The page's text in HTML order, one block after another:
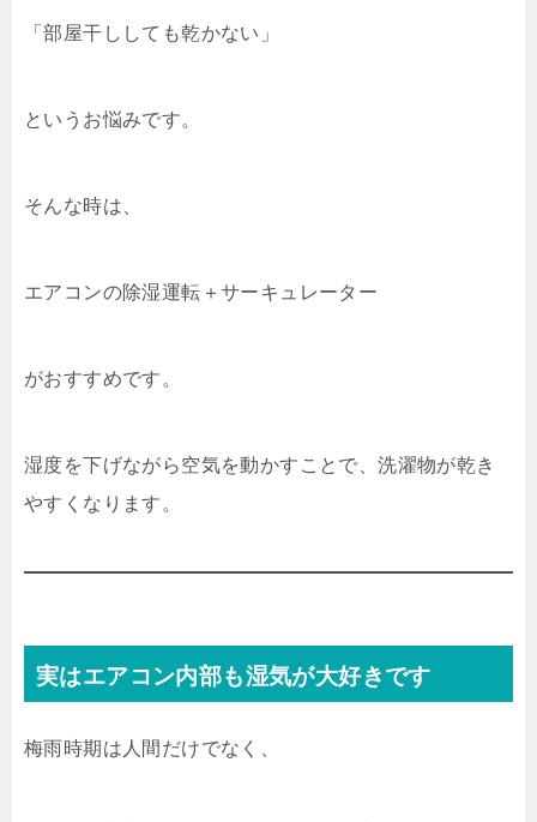
「部屋干ししても乾かない」
というお悩みです。
そんな時は、
エアコンの除湿運転＋サーキュレーター
がおすすめです。
湿度を下げながら空気を動かすことで、洗濯物が乾き
やすくなります。
実はエアコン内部も湿気が大好きです
梅雨時期は人間だけでなく、